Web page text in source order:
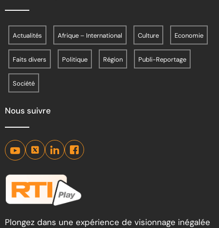
Actualités Afrique – International Culture Economie
Faits divers Politique Région Publi-Reportage
Société
Nous suivre
Plongez dans une expérience de visionnage inégalée